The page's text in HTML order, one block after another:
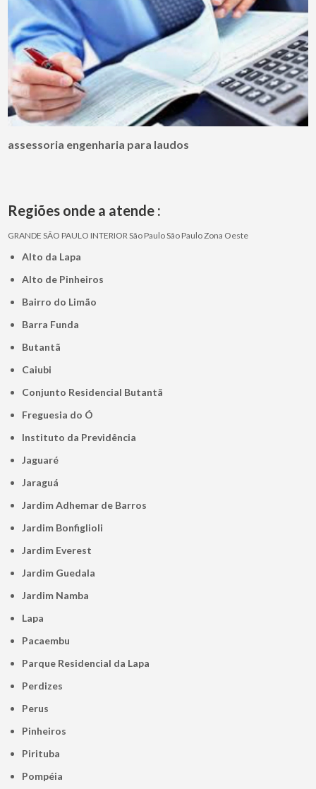
assessoria engenharia para laudos
Regiões onde a atende :
GRANDE SÃO PAULO INTERIOR São PauloSão PauloZona Oeste
Alto da Lapa
Alto de Pinheiros
Bairro do Limão
Barra Funda
Butantã
Caiubi
Conjunto Residencial Butantã
Freguesia do Ó
Instituto da Previdência
Jaguaré
Jaraguá
Jardim Adhemar de Barros
Jardim Bonfiglioli
Jardim Everest
Jardim Guedala
Jardim Namba
Lapa
Pacaembu
Parque Residencial da Lapa
Perdizes
Perus
Pinheiros
Pirituba
Pompéia